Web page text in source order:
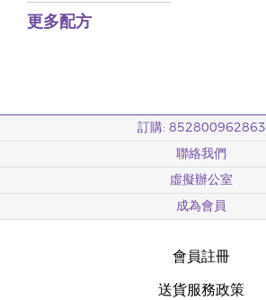
更多配方
訂購: 852800962863
聯絡我們
虛擬辦公室
成為會員
會員註冊
送貨服務政策